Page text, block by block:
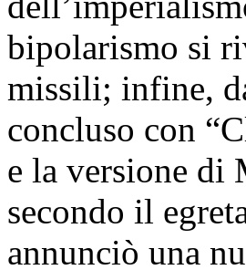
bipolarismo si
missili; infine,
concluso con
e la versione di
secondo il
annunciò una